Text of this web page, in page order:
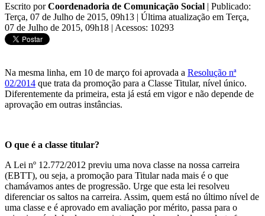
Escrito porCoordenadoria de Comunicação Social | Publicado:
Terça, 07 de Julho de 2015, 09h13 | Última atualização em Terça,
07 de Julho de 2015, 09h18 | Acessos: 10293
Na mesma linha, em 10 de março foi aprovada a Resolução nª
02/2014 que trata da promoção para a Classe Titular, nível único.
Diferentemente da primeira, esta já está em vigor e não depende de
aprovação em outras instâncias.
O que é a classe titular?
A Lei nº 12.772/2012 previu uma nova classe na nossa carreira
(EBTT), ou seja, a promoção para Titular nada mais é o que
chamávamos antes de progressão. Urge que esta lei resolveu
diferenciar os saltos na carreira. Assim, quem está no último nível de
uma classe e é aprovado em avaliação por mérito, passa para o